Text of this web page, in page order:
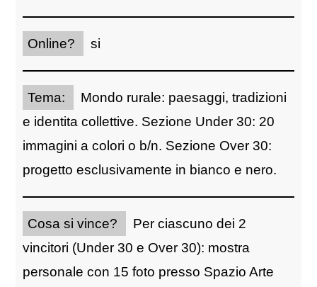
Online? si
Tema:
Mondo rurale: paesaggi, tradizioni
e identita collettive. Sezione Under 30: 20
immagini a colori o b/n. Sezione Over 30:
progetto esclusivamente in bianco e nero.
Cosa si vince?
Per ciascuno dei 2
vincitori (Under 30 e Over 30): mostra
personale con 15 foto presso Spazio Arte